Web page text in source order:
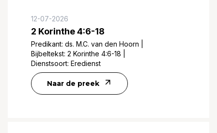
12-07-2026
2 Korinthe 4:6-18
Predikant: ds. M.C. van den Hoorn
Bijbeltekst: 2 Korinthe 4:6-18
Dienstsoort: Eredienst
Naar de preek